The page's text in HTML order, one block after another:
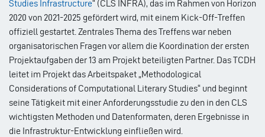
Studies Infrastructure“ (CLS INFRA), das im Rahmen von Horizon
2020 von 2021-2025 gefördert wird, mit einem Kick-Off-Treffen
offiziell gestartet. Zentrales Thema des Treffens war neben
organisatorischen Fragen vor allem die Koordination der ersten
Projektaufgaben der 13 am Projekt beteiligten Partner. Das TCDH
leitet im Projekt das Arbeitspaket „Methodological
Considerations of Computational Literary Studies“ und beginnt
seine Tätigkeit mit einer Anforderungsstudie zu den in den CLS
wichtigsten Methoden und Datenformaten, deren Ergebnisse in
die Infrastruktur-Entwicklung einfließen wird.